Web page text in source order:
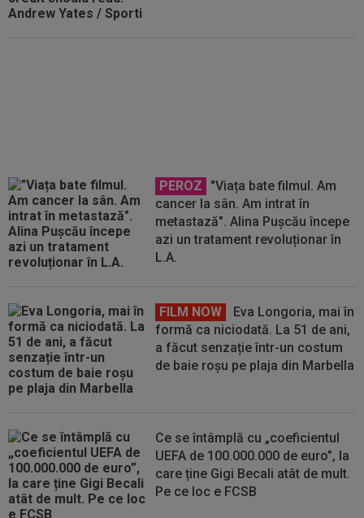
PEROZ
"Viața bate filmul. Am
cancer la sân. Am intrat în
metastază". Alina Pușcău începe
azi un tratament revoluționar în
L.A.
FILM NOW
Eva Longoria, mai în
formă ca niciodată. La 51 de ani,
a făcut senzație într-un costum
de baie roșu pe plaja din Marbella
Ce se întâmplă cu „coeficientul
UEFA de 100.000.000 de euro”, la
care ține Gigi Becali atât de mult.
Pe ce loc e FCSB